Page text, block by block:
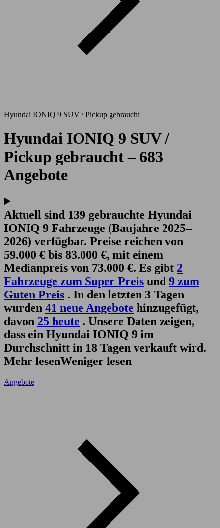
Hyundai IONIQ 9 SUV / Pickup gebraucht
Hyundai IONIQ 9 SUV /
Pickup gebraucht – 683
Angebote
Aktuell sind 139 gebrauchte Hyundai
IONIQ 9 Fahrzeuge (Baujahre 2025–
2026) verfügbar. Preise reichen von
59.000 € bis 83.000 €, mit einem
Medianpreis von 73.000 €. Es gibt 2
Fahrzeuge zum Super Preis und 9 zum
Guten Preis . In den letzten 3 Tagen
wurden 41 neue Angebote hinzugefügt,
davon 25 heute . Unsere Daten zeigen,
dass ein Hyundai IONIQ 9 im
Durchschnitt in 18 Tagen verkauft wird.
Mehr lesenWeniger lesen
Angebote